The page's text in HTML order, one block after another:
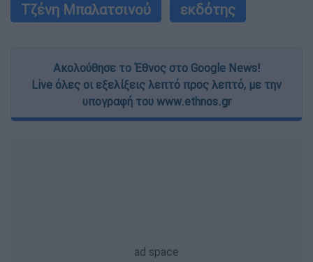
Τζένη Μπαλατσινού
εκδότης
Ακολούθησε το Έθνος στο Google News!
Live όλες οι εξελίξεις λεπτό προς λεπτό, με την
υπογραφή του www.ethnos.gr